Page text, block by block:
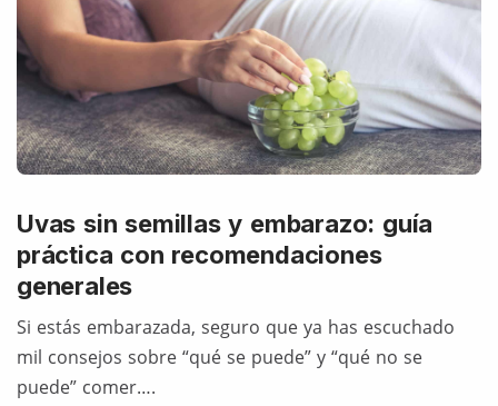
Uvas sin semillas y embarazo: guía
práctica con recomendaciones
generales
Si estás embarazada, seguro que ya has escuchado
mil consejos sobre “qué se puede” y “qué no se
puede” comer….